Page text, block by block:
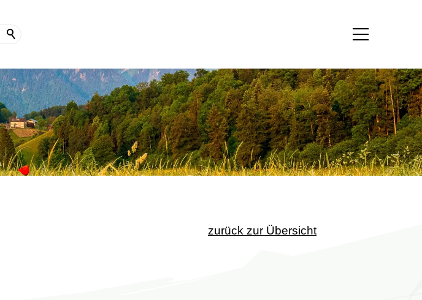
zurück zur Übersicht